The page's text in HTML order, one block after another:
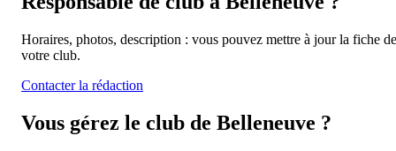
Horaires, photos, description : vous pouvez mettre à jour la fiche de
votre club.
Contacter la rédaction
Vous gérez le club de Belleneuve ?